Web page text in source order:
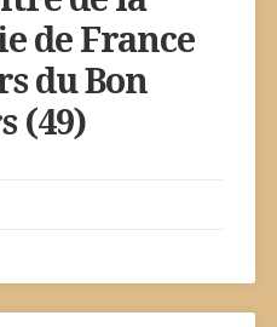
de France
du Bon
(49)